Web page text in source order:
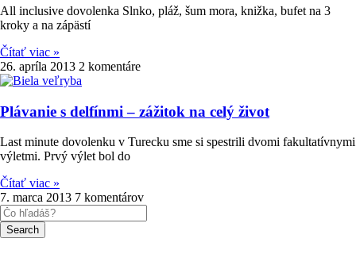
All inclusive dovolenka Slnko, pláž, šum mora, knižka, bufet na 3
kroky a na zápästí
Čítať viac »
26. apríla 2013 2 komentáre
Plávanie s delfínmi – zážitok na celý život
Last minute dovolenku v Turecku sme si spestrili dvomi fakultatívnymi
výletmi. Prvý výlet bol do
Čítať viac »
7. marca 2013 7 komentárov
Search